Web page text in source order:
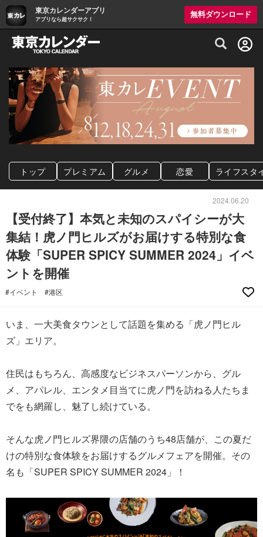
東京カレンダーアプリ
アプリなら超サクサク！
無料ダウンロード
グルメ情報・プレミアムレストラン予約
トップ プレミアム グルメ 恋愛 ライフスタ
2024.06.20
【受付終了】本気と未知のスパイシーが大
集結！虎ノ門ヒルズがお届けする特別な食
体験「SUPER SPICY SUMMER 2024」イベ
ントを開催
#イベント #港区
いま、一大美食タウンとして話題を集める「虎ノ門ヒル
ズ」エリア。
住民はもちろん、高感度なビジネスパーソンから、グル
メ、アパレル、エンタメ目当てに虎ノ門を訪ねる人たちま
でをも網羅し、魅了し続けている。
そんな虎ノ門ヒルズ界隈の店舗のうち48店舗が、この夏だ
けの特別な食体験をお届けするグルメフェアを開催。その
名も「SUPER SPICY SUMMER 2024」！